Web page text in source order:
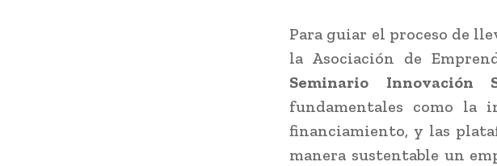
Para guiar el proceso de
la Asociación de
Seminario Innovación
fundamentales como la
financiamiento, y las
manera sustentable un